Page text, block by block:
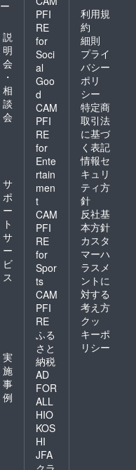
成いた
しま
す。
説
明
会
・
相
談
会
サ
ポ
ー
ト
サ
ー
ビ
ス
実
施
事
例
PFI
RE
for
Soci
al
Goo
d
CAM
PFI
RE
for
Ente
rtain
men
t
CAM
PFI
RE
for
Spor
ts
CAM
PFI
RE
ふる
さと
納税
AD
FOR
ALL
HIO
KOS
HI
JFA
利用規
約
細則
プライ
バシー
ポリ
シー
特定商
取引法
に基づ
く表記
情報セ
キュリ
ティ方
針
反社基
本方針
カスタ
マーハ
ラスメ
ントに
対する
考え方
クッ
キーポ
リシー